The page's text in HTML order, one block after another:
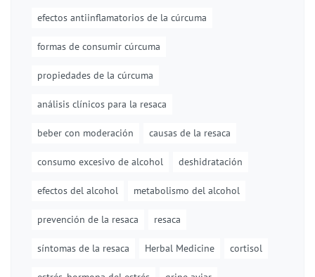
efectos antiinflamatorios de la cúrcuma
formas de consumir cúrcuma
propiedades de la cúrcuma
análisis clínicos para la resaca
beber con moderación causas de la resaca
consumo excesivo de alcohol deshidratación
efectos del alcohol metabolismo del alcohol
prevención de la resaca resaca
síntomas de la resaca Herbal Medicine cortisol